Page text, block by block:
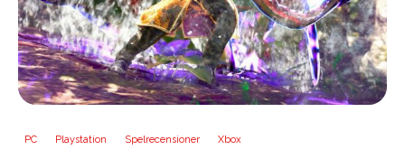
PC Playstation Spelrecensioner Xbox